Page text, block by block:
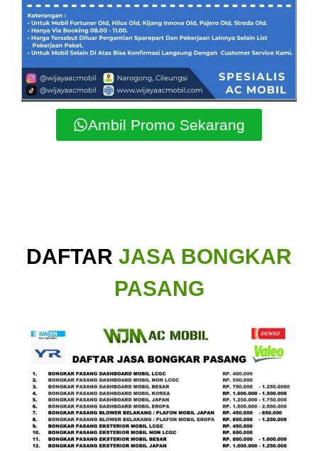
Ambil Promo Sekarang
DAFTAR JASA BONGKAR
PASANG